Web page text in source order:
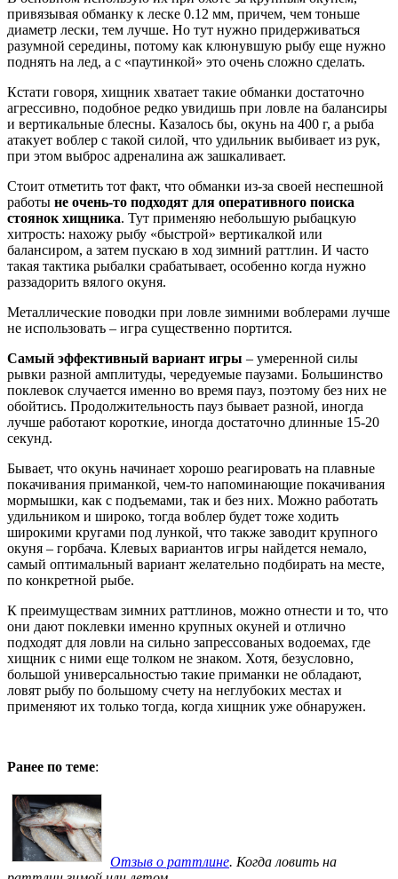
привязывая обманку к леске 0.12 мм, причем, чем тоньше
диаметр лески, тем лучше. Но тут нужно придерживаться
разумной середины, потому как клюнувшую рыбу еще нужно
поднять на лед, а с «паутинкой» это очень сложно сделать.
Кстати говоря, хищник хватает такие обманки достаточно
агрессивно, подобное редко увидишь при ловле на балансиры
и вертикальные блесны. Казалось бы, окунь на 400 г, а рыба
атакует воблер с такой силой, что удильник выбивает из рук,
при этом выброс адреналина аж зашкаливает.
Стоит отметить тот факт, что обманки из-за своей неспешной
работы не очень-то подходят для оперативного поиска
стоянок хищника. Тут применяю небольшую рыбацкую
хитрость: нахожу рыбу «быстрой» вертикалкой или
балансиром, а затем пускаю в ход зимний раттлин. И часто
такая тактика рыбалки срабатывает, особенно когда нужно
раззадорить вялого окуня.
Металлические поводки при ловле зимними воблерами лучше
не использовать – игра существенно портится.
Самый эффективный вариант игры – умеренной силы
рывки разной амплитуды, чередуемые паузами. Большинство
поклевок случается именно во время пауз, поэтому без них не
обойтись. Продолжительность пауз бывает разной, иногда
лучше работают короткие, иногда достаточно длинные 15-20
секунд.
Бывает, что окунь начинает хорошо реагировать на плавные
покачивания приманкой, чем-то напоминающие покачивания
мормышки, как с подъемами, так и без них. Можно работать
удильником и широко, тогда воблер будет тоже ходить
широкими кругами под лункой, что также заводит крупного
окуня – горбача. Клевых вариантов игры найдется немало,
самый оптимальный вариант желательно подбирать на месте,
по конкретной рыбе.
К преимуществам зимних раттлинов, можно отнести и то, что
они дают поклевки именно крупных окуней и отлично
подходят для ловли на сильно запрессованых водоемах, где
хищник с ними еще толком не знаком. Хотя, безусловно,
большой универсальностью такие приманки не обладают,
ловят рыбу по большому счету на неглубоких местах и
применяют их только тогда, когда хищник уже обнаружен.
Ранее по теме:
Отзыв о раттлине. Когда ловить на